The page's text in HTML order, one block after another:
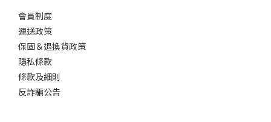
會員制度
運送政策
保固＆退換貨政策
隱私條款
條款及細則
反詐騙公告